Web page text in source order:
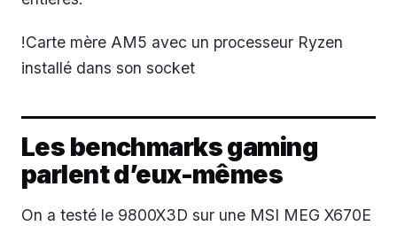
!Carte mère AM5 avec un processeur Ryzen
installé dans son socket
Les benchmarks gaming
parlent d’eux-mêmes
On a testé le 9800X3D sur une MSI MEG X670E